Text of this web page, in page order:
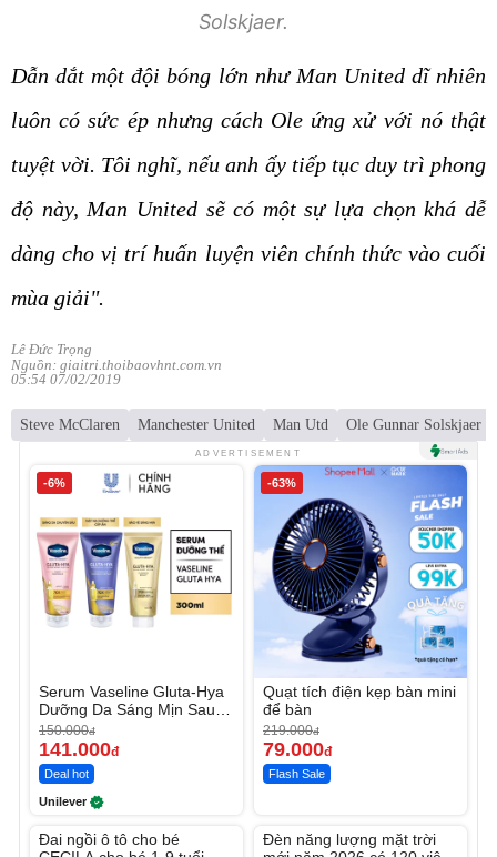
Solskjaer.
Dẫn dắt một đội bóng lớn như Man United dĩ nhiên
luôn có sức ép nhưng cách Ole ứng xử với nó thật
tuyệt vời. Tôi nghĩ, nếu anh ấy tiếp tục duy trì phong
độ này, Man United sẽ có một sự lựa chọn khá dễ
dàng cho vị trí huấn luyện viên chính thức vào cuối
mùa giải".
Lê Đức Trọng
Nguồn: giaitri.thoibaovhnt.com.vn
05:54 07/02/2019
Steve McClaren Manchester United Man Utd Ole Gunnar Solskjaer
ADVERTISEMENT
-6%
Serum Vaseline Gluta-Hya
Dưỡng Da Sáng Mịn Sau 7
Ngày
150.000đ
141.000đ
Deal hot
Unilever
-63%
Quạt tích điện kẹp bàn mini
để bàn
219.000đ
79.000đ
Flash Sale
Đai ngồi ô tô cho bé
-56%
Đèn năng lượng mặt trời